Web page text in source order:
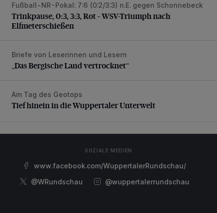
Trinkpause, 0:3, 3:3, Rot – WSV-Triumph nach
Fußball-NR-Pokal: 7:6 (0:2/3:3) n.E. gegen Schonnebeck
Trinkpause, 0:3, 3:3, Rot – WSV-Triumph nach
Elfmeterschießen
„Das Bergische Land vertrocknet“
Briefe von Leserinnen und Lesern
„Das Bergische Land vertrocknet“
Tief hinein in die Wuppertaler Unterwelt
Am Tag des Geotops
Tief hinein in die Wuppertaler Unterwelt
SOZIALE MEDIEN
www.facebook.com/WuppertalerRundschau/
@WRundschau
@wuppertalerrundschau